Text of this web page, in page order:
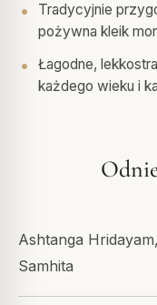
Tradycyjnie
pożywna kleik
Łagodne,
każdego wieku i
Ashtanga
Samhita